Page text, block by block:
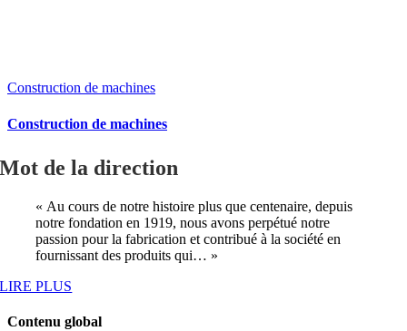
Construction de machines
Construction de machines
Mot de la direction
« Au cours de notre histoire plus que centenaire, depuis
notre fondation en 1919, nous avons perpétué notre
passion pour la fabrication et contribué à la société en
fournissant des produits qui… »
LIRE PLUS
Contenu global